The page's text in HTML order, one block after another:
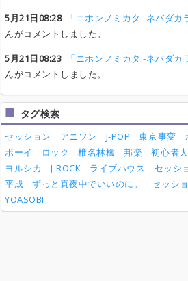
5月21日08:28
「ニホンノミカタ -ネバダカ
んがコメントしました。
5月21日08:23
「ニホンノミカタ -ネバダカ
んがコメントしました。
タグ検索
セッション アニソン J-POP 東京事変
ボーイ
ロック 椎名林檎 邦楽 初心者
ヨルシカ
J-ROCK ライブハウス セッシ
平成
ずっと真夜中でいいのに。 セッシ
YOASOBI